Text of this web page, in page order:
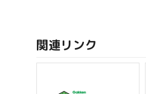
関連リンク